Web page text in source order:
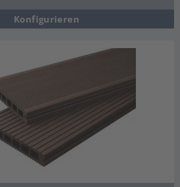
Konfigurieren